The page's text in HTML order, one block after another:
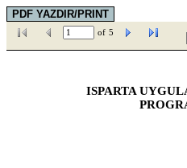
of 5
ISPARTA